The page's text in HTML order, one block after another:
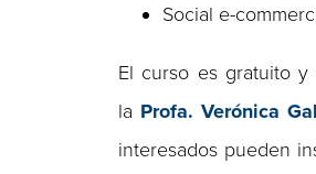
Social e-
El curso es gratuito
la Profa. Verónica
interesados pueden